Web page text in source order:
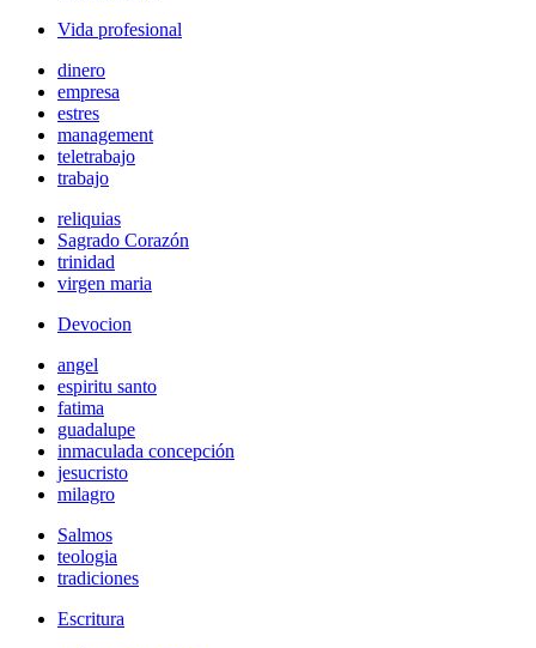
Vida profesional
dinero
empresa
estres
management
teletrabajo
trabajo
reliquias
Sagrado Corazón
trinidad
virgen maria
Devocion
angel
espiritu santo
fatima
guadalupe
inmaculada concepción
jesucristo
milagro
Salmos
teologia
tradiciones
Escritura